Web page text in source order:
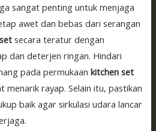
sangat penting untuk menjaga
awet dan bebas dari serangan
secara teratur dengan
dan deterjen ringan. Hindari
pada permukaankitchen set
menarik rayap. Selain itu, pastikan
baik agar sirkulasi udara lancar